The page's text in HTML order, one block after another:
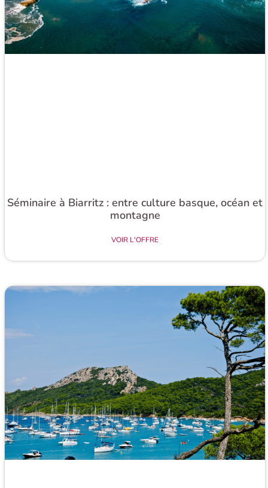
Séminaire à Biarritz : entre culture basque, océan et
montagne​
VOIR L'OFFRE